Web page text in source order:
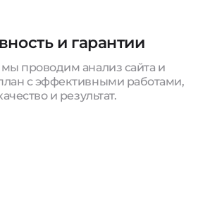
и гарантии
проводим анализ сайта и
с эффективными работами,
и результат.